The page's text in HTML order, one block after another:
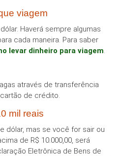
viagem
Haverá sempre algumas
cada maneira. Para saber
levar dinheiro para viagem
através de transferência
cartão de crédito.
mil reais
dólar, mas se você for sair ou
de R$ 10.000,00, será
Eletrônica de Bens de